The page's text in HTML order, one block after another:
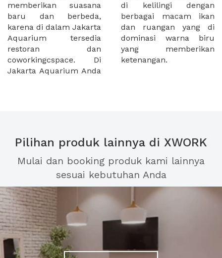
memberikan suasana
baru dan berbeda,
karena di dalam Jakarta
Aquarium tersedia
restoran dan
coworkingcspace. Di
Jakarta Aquarium Anda
di kelilingi dengan
berbagai macam ikan
dan ruangan yang di
dominasi warna biru
yang memberikan
ketenangan.
Pilihan produk lainnya di XWORK
Mulai dan booking produk kami lainnya
sesuai kebutuhan Anda